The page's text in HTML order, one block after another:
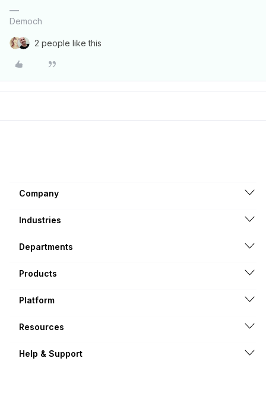
Democh
2 people like this
Company
Industries
Departments
Products
Platform
Resources
Help & Support